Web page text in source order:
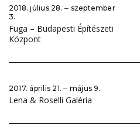
2018. július 28. ‒ szeptember
3.
Fuga – Budapesti Építészeti
Központ
2017. április 21. ‒ május 9.
Lena & Roselli Galéria